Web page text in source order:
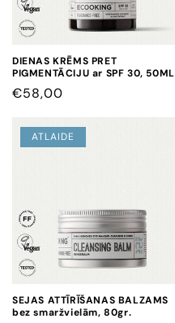
DIENAS KRĒMS PRET
PIGMENTĀCIJU ar SPF 30, 50ML
CENA
€58,00
ATLAIDE
SEJAS ATTĪRĪŠANAS BALZAMS
bez smaržvielām, 80gr.